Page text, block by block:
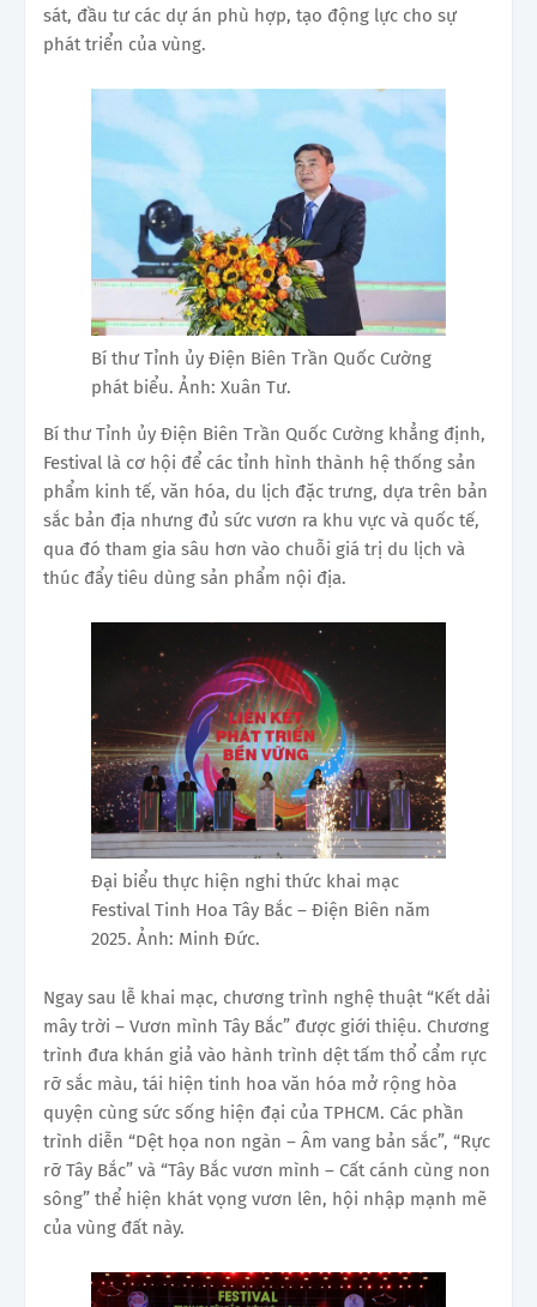
sát, đầu tư các dự án phù hợp, tạo động lực cho sự
phát triển của vùng.
Bí thư Tỉnh ủy Điện Biên Trần Quốc Cường
phát biểu. Ảnh: Xuân Tư.
Bí thư Tỉnh ủy Điện Biên Trần Quốc Cường khẳng định,
Festival là cơ hội để các tỉnh hình thành hệ thống sản
phẩm kinh tế, văn hóa, du lịch đặc trưng, dựa trên bản
sắc bản địa nhưng đủ sức vươn ra khu vực và quốc tế,
qua đó tham gia sâu hơn vào chuỗi giá trị du lịch và
thúc đẩy tiêu dùng sản phẩm nội địa.
Đại biểu thực hiện nghi thức khai mạc
Festival Tinh Hoa Tây Bắc – Điện Biên năm
2025. Ảnh: Minh Đức.
Ngay sau lễ khai mạc, chương trình nghệ thuật “Kết dải
mây trời – Vươn mình Tây Bắc” được giới thiệu. Chương
trình đưa khán giả vào hành trình dệt tấm thổ cẩm rực
rỡ sắc màu, tái hiện tinh hoa văn hóa mở rộng hòa
quyện cùng sức sống hiện đại của TPHCM. Các phần
trình diễn “Dệt họa non ngàn – Âm vang bản sắc”, “Rực
rỡ Tây Bắc” và “Tây Bắc vươn mình – Cất cánh cùng non
sông” thể hiện khát vọng vươn lên, hội nhập mạnh mẽ
của vùng đất này.